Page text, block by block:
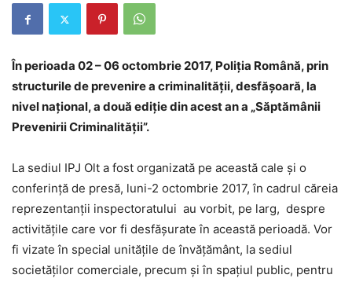
În perioada 02 – 06 octombrie 2017, Poliția Română, prin
structurile de prevenire a criminalității, desfăşoară, la
nivel naţional, a două ediție din acest an a „Săptămânii
Prevenirii Criminalităţii”.
La sediul IPJ Olt a fost organizată pe această cale și o
conferință de presă, luni-2 octombrie 2017, în cadrul căreia
reprezentanții inspectoratului au vorbit, pe larg, despre
activitățile care vor fi desfășurate în această perioadă. Vor
fi vizate în special unitățile de învăţământ, la sediul
societăţilor comerciale, precum şi în spațiul public, pentru